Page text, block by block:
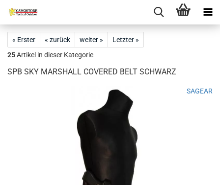
« Erster « zurück weiter »
Letzter »
25Artikel in dieser Kategorie
SPB SKY MARSHALL COVERED BELT SCHWARZ
SAGEAR